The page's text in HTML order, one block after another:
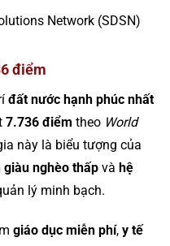
Network (SDSN)
điểm
đất nước hạnh phúc nhất
7.736 điểm theo World
này là biểu tượng của
giàu nghèo thấp và hệ
lý minh bạch.
giáo dục miễn phí, y tế